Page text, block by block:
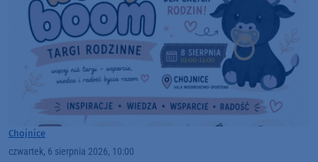
Chojnice
czwartek, 6 sierpnia 2026, 10:00